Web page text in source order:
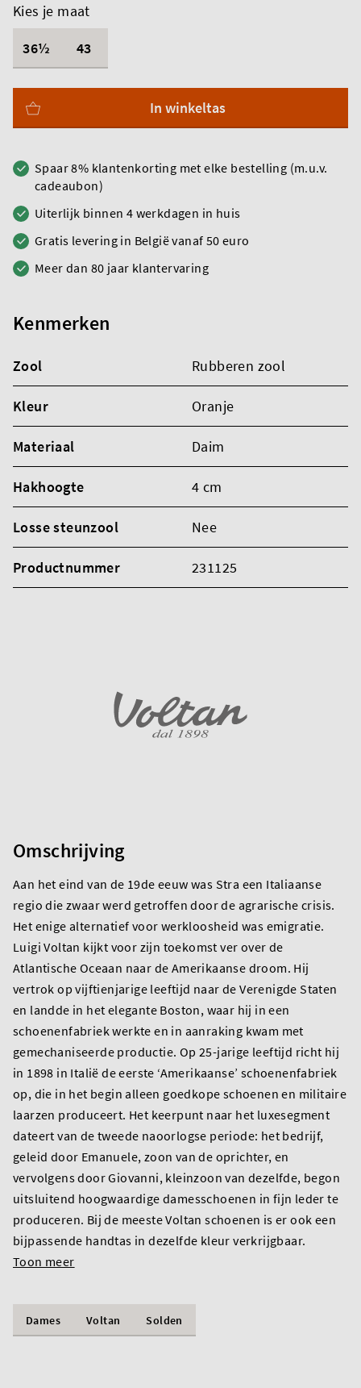
Kies je maat
36½
43
In winkeltas
Spaar 8% klantenkorting met elke bestelling (m.u.v.
cadeaubon)
Uiterlijk binnen 4 werkdagen in huis
Gratis levering in België vanaf 50 euro
Meer dan 80 jaar klantervaring
Kenmerken
Zool Rubberen zool
Kleur Oranje
Materiaal Daim
Hakhoogte 4 cm
Losse steunzool Nee
Productnummer 231125
Omschrijving
Aan het eind van de 19de eeuw was Stra een Italiaanse
regio die zwaar werd getroffen door de agrarische crisis.
Het enige alternatief voor werkloosheid was emigratie.
Luigi Voltan kijkt voor zijn toekomst ver over de
Atlantische Oceaan naar de Amerikaanse droom. Hij
vertrok op vijftienjarige leeftijd naar de Verenigde Staten
en landde in het elegante Boston, waar hij in een
schoenenfabriek werkte en in aanraking kwam met
gemechaniseerde productie. Op 25-jarige leeftijd richt hij
in 1898 in Italië de eerste ‘Amerikaanse’ schoenenfabriek
op, die in het begin alleen goedkope schoenen en militaire
laarzen produceert. Het keerpunt naar het luxesegment
dateert van de tweede naoorlogse periode: het bedrijf,
geleid door Emanuele, zoon van de oprichter, en
vervolgens door Giovanni, kleinzoon van dezelfde, begon
uitsluitend hoogwaardige damesschoenen in fijn leder te
produceren. Bij de meeste Voltan schoenen is er ook een
bijpassende handtas in dezelfde kleur verkrijgbaar.
Toon meer
Dames Voltan Solden